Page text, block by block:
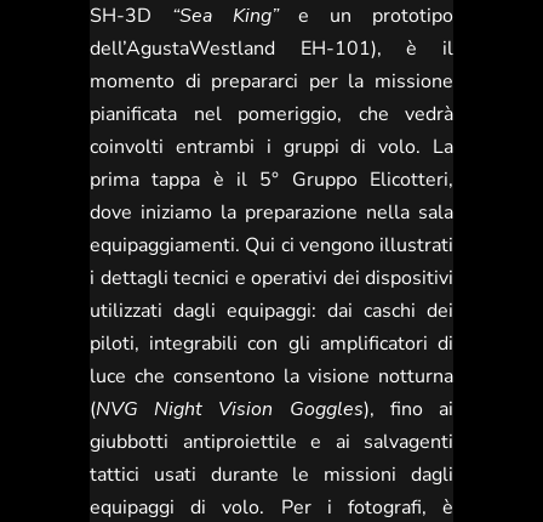
SH-3D “Sea King”e un prototipo
dell’AgustaWestland EH-101), è il
momento di prepararci per la missione
pianificata nel pomeriggio, che vedrà
coinvolti entrambi i gruppi di volo. La
prima tappa è il 5° Gruppo Elicotteri,
dove iniziamo la preparazione nella sala
equipaggiamenti. Qui ci vengono illustrati
i dettagli tecnici e operativi dei dispositivi
utilizzati dagli equipaggi: dai caschi dei
piloti, integrabili con gli amplificatori di
luce che consentono la visione notturna
(NVG Night Vision Goggles), fino ai
giubbotti antiproiettile e ai salvagenti
tattici usati durante le missioni dagli
equipaggi di volo. Per i fotografi, è